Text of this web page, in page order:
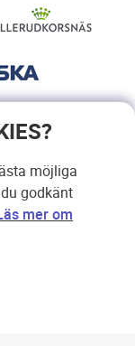
möjliga
godkänt
mer om